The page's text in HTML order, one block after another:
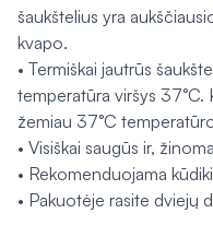
šaukštelius yra
kvapo.
• Termiškai jautrūs
temperatūra viršys 37°C.
žemiau 37°C
• Visiškai saugūs ir,
• Rekomenduojama
• Pakuotėje rasite dviejų